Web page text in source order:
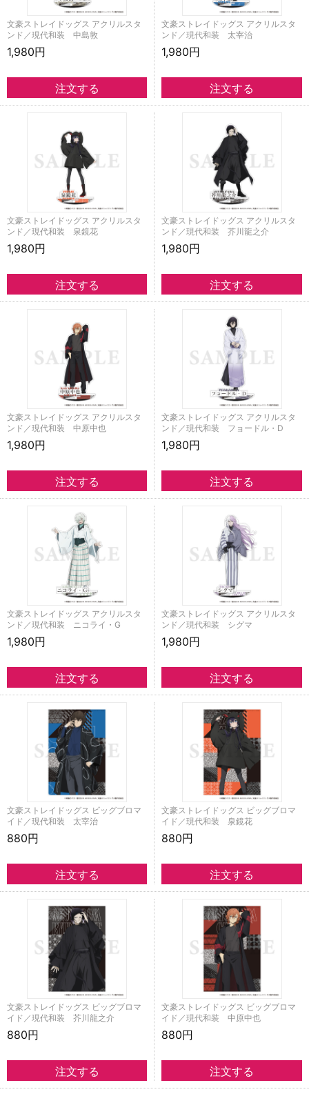
文豪ストレイドッグス アクリルスタ
ンド／現代和装 中島敦
1,980円
文豪ストレイドッグス アクリルスタ
ンド／現代和装 太宰治
1,980円
文豪ストレイドッグス アクリルスタ
ンド／現代和装 泉鏡花
1,980円
文豪ストレイドッグス アクリルスタ
ンド／現代和装 芥川龍之介
1,980円
文豪ストレイドッグス アクリルスタ
ンド／現代和装 中原中也
1,980円
文豪ストレイドッグス アクリルスタ
ンド／現代和装 フョードル・D
1,980円
文豪ストレイドッグス アクリルスタ
ンド／現代和装 ニコライ・G
1,980円
文豪ストレイドッグス アクリルスタ
ンド／現代和装 シグマ
1,980円
文豪ストレイドッグス ビッグブロマ
イド／現代和装 太宰治
880円
文豪ストレイドッグス ビッグブロマ
イド／現代和装 泉鏡花
880円
文豪ストレイドッグス ビッグブロマ
イド／現代和装 芥川龍之介
880円
文豪ストレイドッグス ビッグブロマ
イド／現代和装 中原中也
880円